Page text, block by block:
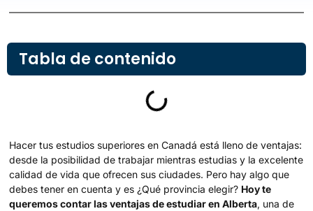
Tabla de contenido
Hacer tus estudios superiores en Canadá está lleno de ventajas:
desde la posibilidad de trabajar mientras estudias y la excelente
calidad de vida que ofrecen sus ciudades. Pero hay algo que
debes tener en cuenta y es ¿Qué provincia elegir? Hoy te
queremos contar las ventajas de estudiar en Alberta, una de